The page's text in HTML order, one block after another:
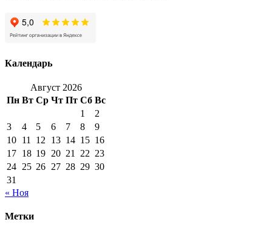
Календарь
Август 2026
Пн Вт Ср Чт Пт Сб Вс
1
2
3
4 5 6 7 8
9
10 11 12 13 14 15 16
17 18 19 20 21 22 23
24 25 26 27 28 29 30
31
« Ноя
Метки